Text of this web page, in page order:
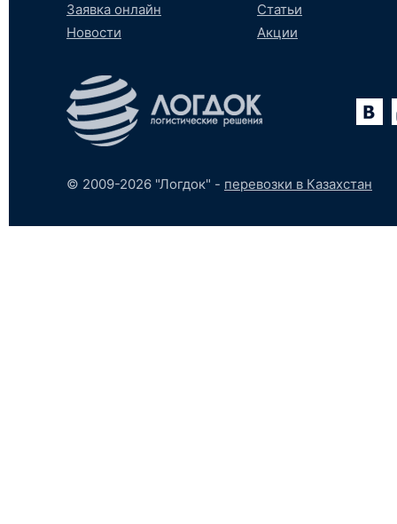
Заявка онлайн
Новости
Статьи
Акции
ВконтактеYouTubetumblr
SoundCloud
© 2009-2026 "Логдок" - перевозки в Казахстан